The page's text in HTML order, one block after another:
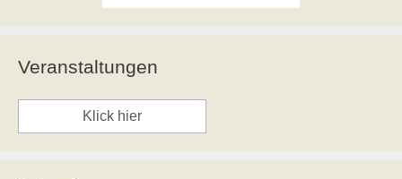
Veranstaltungen
Klick hier